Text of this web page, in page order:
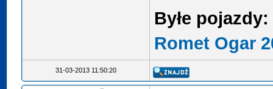
Byłe pojazdy:
Romet Ogar
31-03-2013 11:50:20